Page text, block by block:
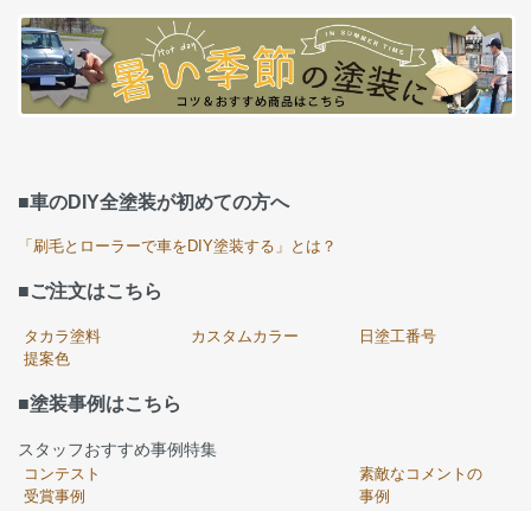
■車のDIY全塗装が初めての方へ
「刷毛とローラーで車をDIY塗装する」とは？
■ご注文はこちら
タカラ塗料
提案色
カスタムカラー 日塗工番号
■塗装事例はこちら
スタッフおすすめ事例特集
コンテスト
受賞事例
素敵なコメントの
事例